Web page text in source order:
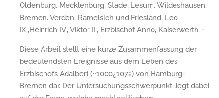
Oldenburg, Mecklenburg, Stade, Lesum, Wildeshausen,
Bremen, Verden, Ramelsloh und Friesland, Leo
IX.,Heinrich IV., Viktor II., Erzbischof Anno, Kaiserwerth. -
Diese Arbeit stellt eine kurze Zusammenfassung der
bedeutendsten Ereignisse aus dem Leben des
Erzbischofs Adalbert (~1000¿1072) von Hamburg-
Bremen dar. Der Untersuchungsschwerpunkt liegt dabei